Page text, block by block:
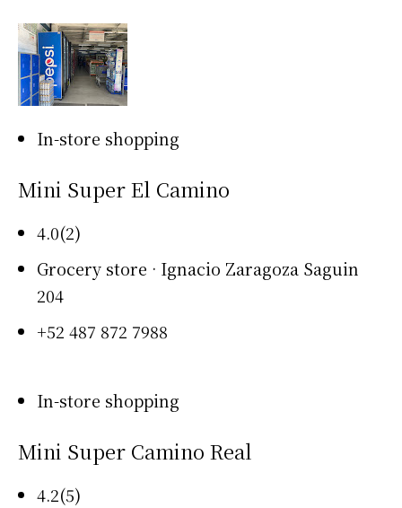
In-store shopping
Mini Super El Camino
4.0(2)
Grocery store · Ignacio Zaragoza Saguin
204
+52 487 872 7988
In-store shopping
Mini Super Camino Real
4.2(5)